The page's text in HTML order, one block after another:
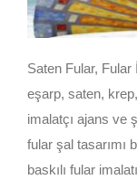
Saten Fular, Fular
eşarp, saten,
imalatçı ajans ve
fular şal tasarımı
baskılı fular